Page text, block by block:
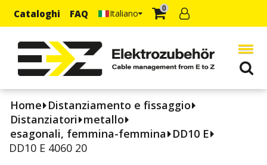
Cataloghi FAQ Italiano 0
Home Distanziamento e fissaggio
Distanziatori metallo
esagonali, femmina-femmina DD10 E
DD10 E 4060 20